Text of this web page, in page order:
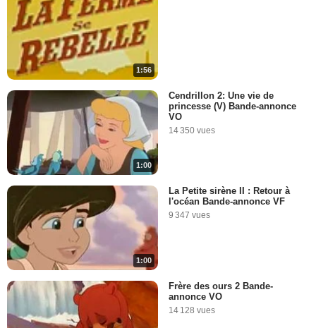
1:56
1:00
Cendrillon 2: Une vie de
princesse (V) Bande-annonce
VO
14 350 vues
1:00
La Petite sirène II : Retour à
l'océan Bande-annonce VF
9 347 vues
Frère des ours 2 Bande-
annonce VO
14 128 vues